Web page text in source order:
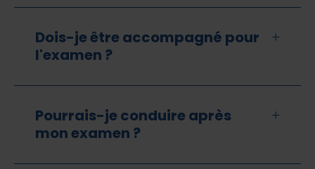
Dois-je être accompagné pour
l'examen ?
Pourrais-je conduire après
mon examen ?